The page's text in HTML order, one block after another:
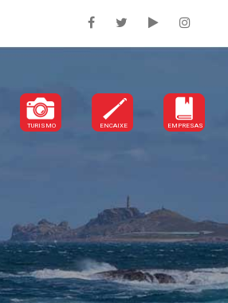
TURISMO ENCAIXE EMPRESAS